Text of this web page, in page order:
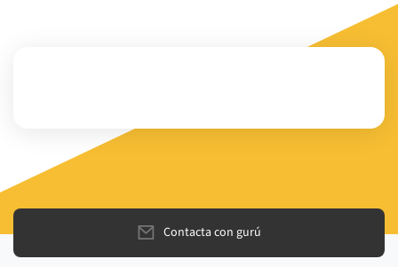
Contacta con gurú